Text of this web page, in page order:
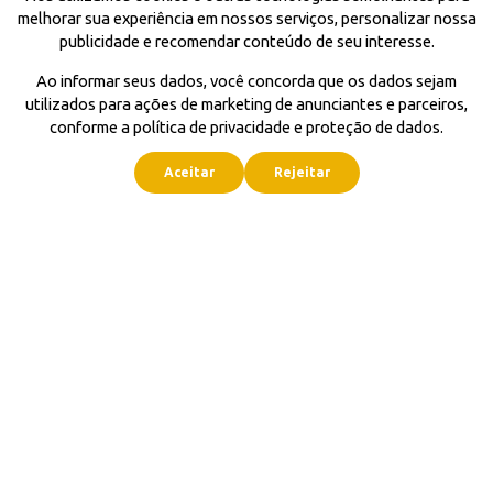
melhorar sua experiência em nossos serviços, personalizar nossa
publicidade e recomendar conteúdo de seu interesse.
Ao informar seus dados, você concorda que os dados sejam
utilizados para ações de marketing de anunciantes e parceiros,
conforme a política de privacidade e proteção de dados.
Aceitar Rejeitar